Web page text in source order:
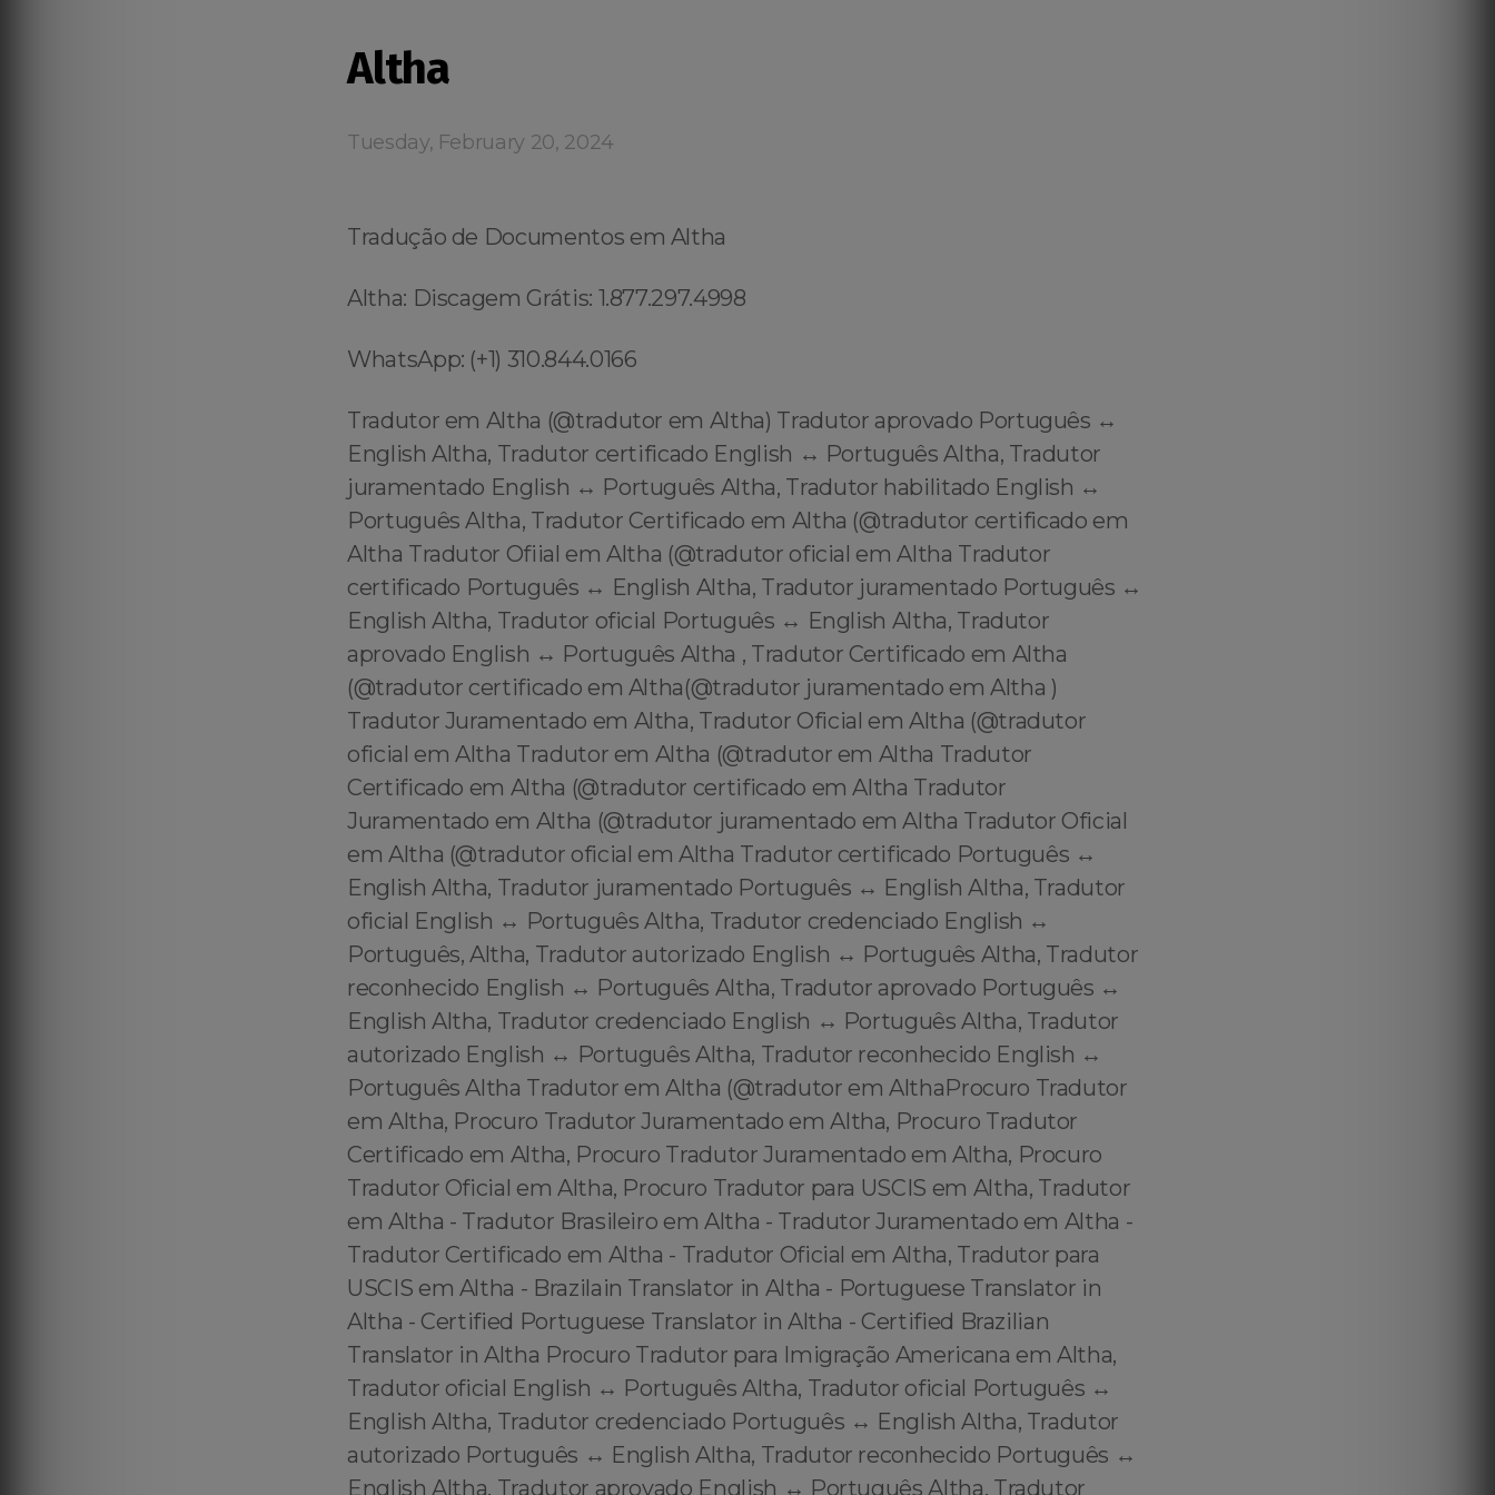
Altha
Tuesday, February 20, 2024
Tradução de Documentos em Altha
Altha: Discagem Grátis: 1.877.297.4998
WhatsApp: (+1) 310.844.0166
Tradutor em Altha (@tradutor em Altha) Tradutor aprovado Português ↔️
English Altha, Tradutor certificado English ↔️ Português Altha, Tradutor
juramentado English ↔️ Português Altha, Tradutor habilitado English ↔️
Português Altha, Tradutor Certificado em Altha (@tradutor certificado em
Altha Tradutor Ofiial em Altha (@tradutor oficial em Altha Tradutor
certificado Português ↔️ English Altha, Tradutor juramentado Português ↔️
English Altha, Tradutor oficial Português ↔️ English Altha, Tradutor
aprovado English ↔️ Português Altha , Tradutor Certificado em Altha
(@tradutor certificado em Altha(@tradutor juramentado em Altha )
Tradutor Juramentado em Altha, Tradutor Oficial em Altha (@tradutor
oficial em Altha Tradutor em Altha (@tradutor em Altha Tradutor
Certificado em Altha (@tradutor certificado em Altha Tradutor
Juramentado em Altha (@tradutor juramentado em Altha Tradutor Oficial
em Altha (@tradutor oficial em Altha Tradutor certificado Português ↔️
English Altha, Tradutor juramentado Português ↔️ English Altha, Tradutor
oficial English ↔️ Português Altha, Tradutor credenciado English ↔️
Português, Altha, Tradutor autorizado English ↔️ Português Altha, Tradutor
reconhecido English ↔️ Português Altha, Tradutor aprovado Português ↔️
English Altha, Tradutor credenciado English ↔️ Português Altha, Tradutor
autorizado English ↔️ Português Altha, Tradutor reconhecido English ↔️
Português Altha Tradutor em Altha (@tradutor em AlthaProcuro Tradutor
em Altha, Procuro Tradutor Juramentado em Altha, Procuro Tradutor
Certificado em Altha, Procuro Tradutor Juramentado em Altha, Procuro
Tradutor Oficial em Altha, Procuro Tradutor para USCIS em Altha, Tradutor
em Altha - Tradutor Brasileiro em Altha - Tradutor Juramentado em Altha -
Tradutor Certificado em Altha - Tradutor Oficial em Altha, Tradutor para
USCIS em Altha - Brazilain Translator in Altha - Portuguese Translator in
Altha - Certified Portuguese Translator in Altha - Certified Brazilian
Translator in Altha Procuro Tradutor para Imigração Americana em Altha,
Tradutor oficial English ↔️ Português Altha, Tradutor oficial Português ↔️
English Altha, Tradutor credenciado Português ↔️ English Altha, Tradutor
autorizado Português ↔️ English Altha, Tradutor reconhecido Português ↔️
English Altha, Tradutor aprovado English ↔️ Português Altha, Tradutor